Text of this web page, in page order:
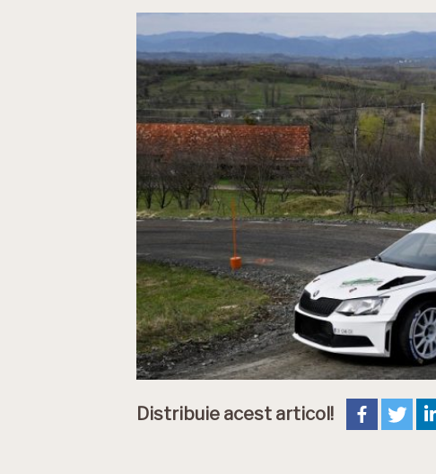
Distribuie acest articol!